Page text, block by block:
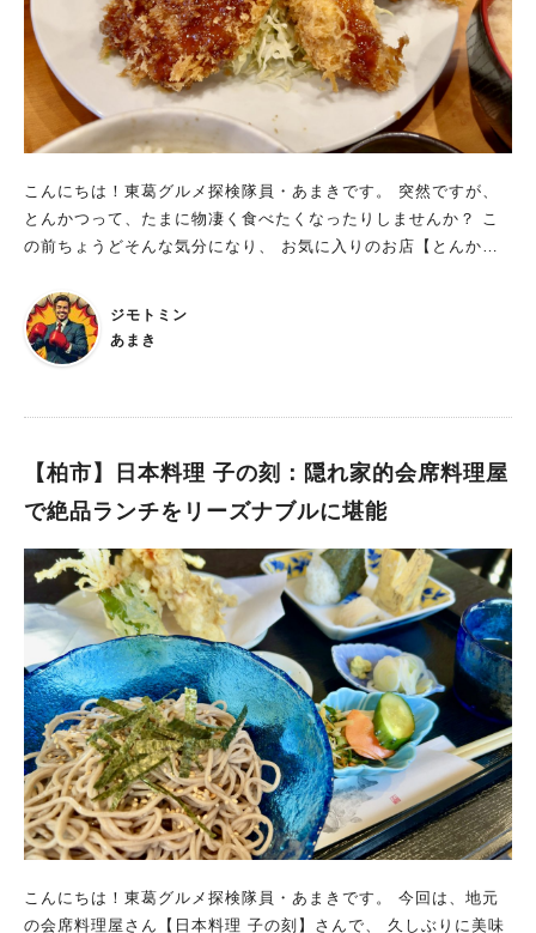
こんにちは！東葛グルメ探検隊員・あまきです。 突然ですが、
とんかつって、たまに物凄く食べたくなったりしませんか？ こ
の前ちょうどそんな気分になり、 お気に入りのお店【とんかつ
とんかつ 燕楽：ボリュームたっぷりのランチ定食をいただけま
す JR北柏駅南口から徒歩約2分。ふるさと公園へ向かう道の途
中にあります。 住宅街の中に佇む、老舗のとんかつ屋さん。 そ
を提供されており、 お得な値段でボリュームたっぷりのカツ定
チリ！なのに驚くほど軽くてペロリといけちゃいます 今回私が
頼んだのはエビヒレ定食。 ヒレカツ2枚に、エビフライが1
本。 このヒレカツが一枚一枚とても大きく肉厚！ なのに中は
驚くほど柔らかジューシー。 そして外側はもちろんサックサク
の歯ごたえ。 食べ応え十分なのに驚くほど軽く、 パクパク食が
進んじゃいます。 エビフライも巨大な1本。 エビフライ用にタ
ルタルソースもついてきます。 こちらも外側サクサク、内側肉
厚プリプリのとても美味しいエビフライです。 付け合わせとし
てはご飯、お新香、汁物が付いてきますが、 燕楽さんの汁物は
なんと豚汁。 お味噌汁じゃなくて豚汁ってだけで、得した気分
になります。 お肉と味噌の甘味が効いた、優しい味わいの豚汁
です。 ランチではお得な値段でボリューム満点の定食をいただ
けます お昼でもグランドメニューを頼める模様で、 隣で食事さ
ただ、お昼はグランドメニューにプラスして先述のようなサー
ジモトミン
あまき
【柏市】日本料理 子の刻：隠れ家的会席料理屋
で絶品ランチをリーズナブルに堪能
こんにちは！東葛グルメ探検隊員・あまきです。 今回は、地元
の会席料理屋さん【日本料理 子の刻】さんで、 久しぶりに美味